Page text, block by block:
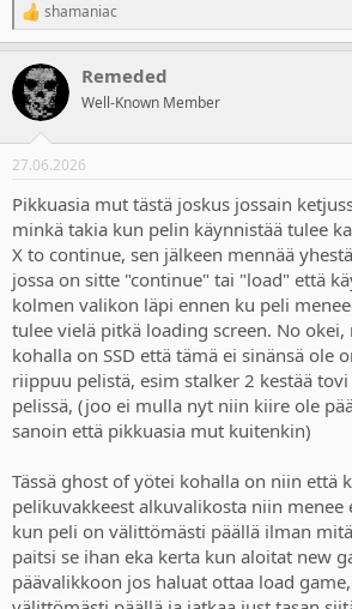
R
e
c
t
i
s
shamaniac
Remeded
Well-Known Member
27.06.2026
Pikkuasia mut tästä joskus jossain
minkä takia kun pelin käynnistää tulee
X to continue, sen jälkeen mennää
jossa on sitte "continue" tai "load" että
kolmen valikon läpi ennen ku peli
tulee vielä pitkä loading screen. No okei,
kohalla on SSD että tämä ei sinänsä ole
riippuu pelistä, esim stalker 2 kestää
pelissä, (joo ei mulla nyt niin kiire ole
sanoin että pikkuasia mut kuitenkin)
Tässä ghost of yötei kohalla on niin että
pelikuvakkeest alkuvalikosta niin menee
kun peli on välittömästi päällä ilman
paitsi se ihan eka kerta kun aloitat new
päävalikkoon jos haluat ottaa load